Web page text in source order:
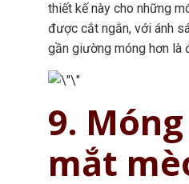
thiết kế này cho những
được cắt ngắn, với ánh
gần giường móng hơn là
9.
mắt